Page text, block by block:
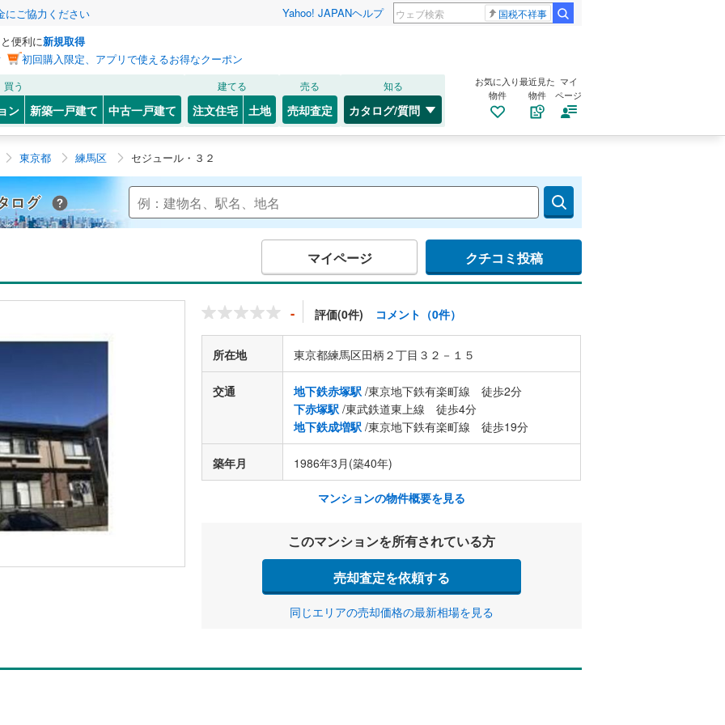
にご協力ください Yahoo! JAPANヘルプ 国税不祥事
便利に新規取得
初回購入限定、アプリで使えるお得なクーポン
買う
ン 新築一戸建て 中古一戸建て
建てる
注文住宅 土地
売る
売却査定
知る
カタログ/質問
お気に入り
物件
最近見た
物件
マイ
ページ
東京都 練馬区 セジュール・３２
Yahoo!不動産 マンションカタログ
マイページ クチコミ投稿
- 評価(0件) コメント（0件）
所在地 東京都練馬区田柄２丁目３２－１５
交通 地下鉄赤塚駅 /東京地下鉄有楽町線 徒歩2分
下赤塚駅 /東武鉄道東上線 徒歩4分
地下鉄成増駅 /東京地下鉄有楽町線 徒歩19分
築年月 1986年3月(築40年)
マンションの物件概要を見る
このマンションを所有されている方
売却査定を依頼する
同じエリアの売却価格の最新相場を見る